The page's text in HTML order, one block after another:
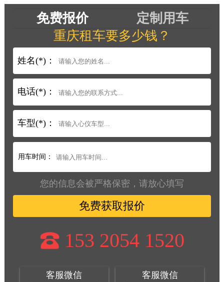
免费报价
定制用车
重庆租车要多少钱？
姓名(*)：
电话(*)：
车型(*)：
用车时间：
您的信息会被严格保密，请放心填写
免费获取报价
153 2054 1520
客服微信 客服微信